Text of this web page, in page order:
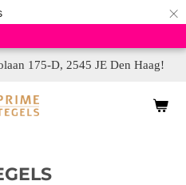
×
175-D, 2545 JE Den Haag!